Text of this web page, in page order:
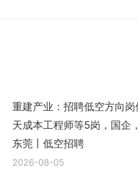
重建产业：招聘低空方向岗
天成本工程师等5岗，国企
东莞丨低空招聘
2026-08-05